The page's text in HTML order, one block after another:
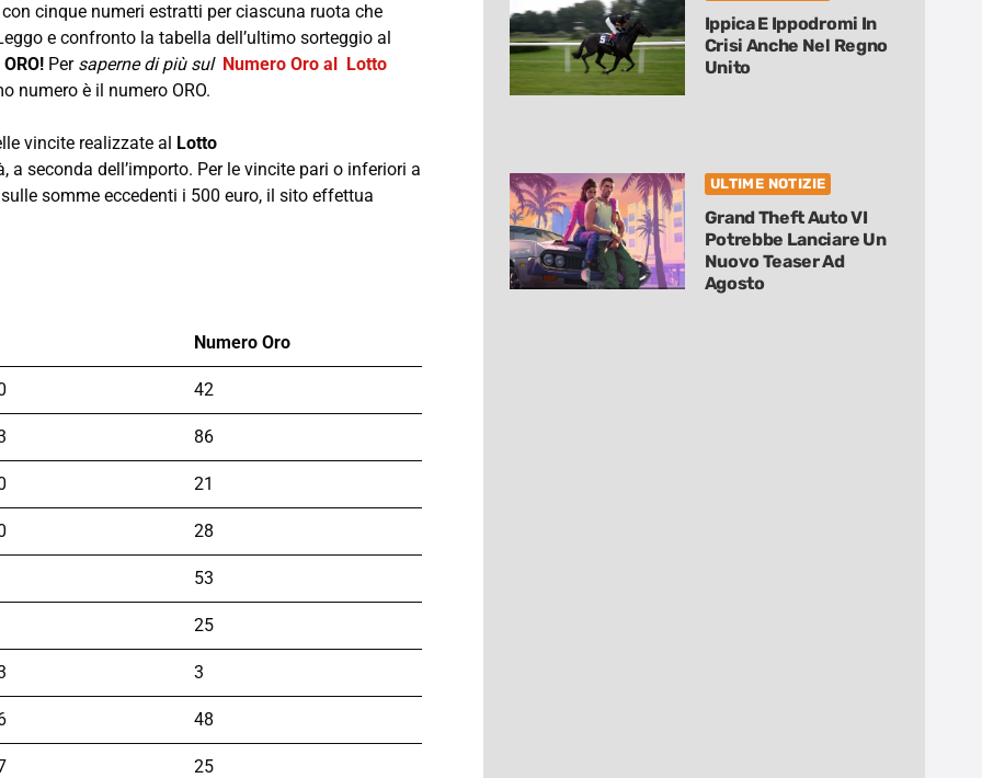
cinque numeri estratti per ciascuna ruota che
e confronto la tabella dell’ultimo sorteggio al
Per saperne di più sul Numero Oro al Lotto
numero è il numero ORO.
vincite realizzate al Lotto
seconda dell’importo. Per le vincite pari o inferiori a
somme eccedenti i 500 euro, il sito effettua
Numero Oro
42
86
21
28
53
25
3
48
25
Ippica E Ippodromi In
Crisi Anche Nel Regno
Unito
ULTIME NOTIZIE
Grand Theft Auto VI
Potrebbe Lanciare Un
Nuovo Teaser Ad
Agosto